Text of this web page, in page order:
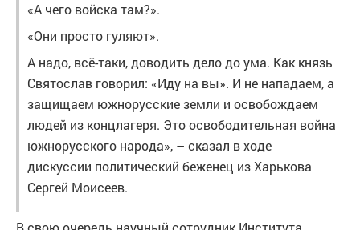
«А чего войска там?».
«Они просто гуляют».
А надо, всё-таки, доводить дело до ума. Как князь
Святослав говорил: «Иду на вы». И не нападаем, а
защищаем южнорусские земли и освобождаем
людей из концлагеря. Это освободительная война
южнорусского народа», – сказал в ходе
дискуссии политический беженец из Харькова
Сергей Моисеев.